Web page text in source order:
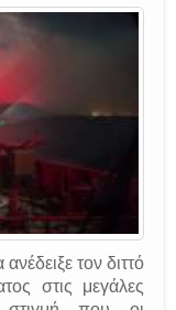
τον διττό
στις μεγάλες